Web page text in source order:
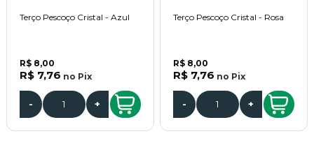
Terço Pescoço Cristal - Azul
R$ 8,00
R$ 7,76 no Pix
- +
Terço Pescoço Cristal - Rosa
R$ 8,00
R$ 7,76 no Pix
- +